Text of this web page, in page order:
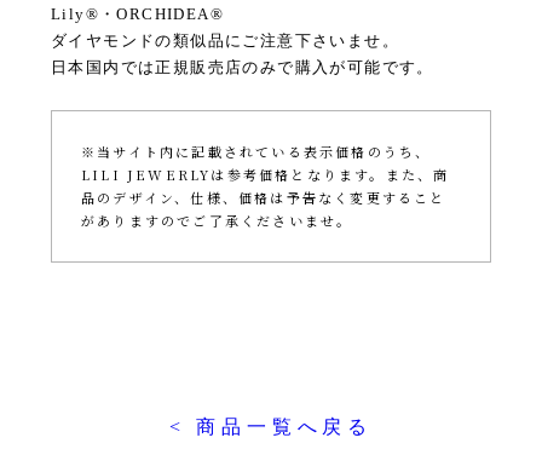
Lily®・ORCHIDEA®
ダイヤモンドの類似品にご注意下さいませ。
日本国内では正規販売店のみで購入が可能です。
※当サイト内に記載されている表示価格のうち、
LILI JEWERLYは参考価格となります。また、商
品のデザイン、仕様、価格は予告なく変更すること
がありますのでご了承くださいませ。
< 商品一覧へ戻る